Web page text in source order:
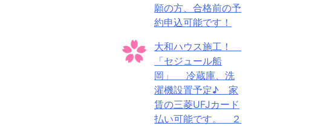
願の方、合格前の予
約申込可能です！
大和ハウス施工！
「セジュール船
岡」 冷蔵庫、洗
濯機設置予定♪ 家
賃の三菱UFJカード
払い可能です。 ２